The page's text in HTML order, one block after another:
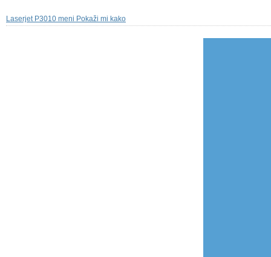
Laserjet P3010 meni Pokaži mi kako